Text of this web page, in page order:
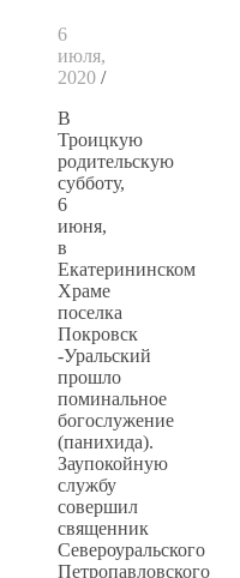
6
июля,
2020 /
В
Троицкую
родительскую
субботу,
6
июня,
в
Екатерининском
Храме
поселка
Покровск
-Уральский
прошло
поминальное
богослужение
(панихида).
Заупокойную
службу
совершил
священник
Североуральского
Петропавловского